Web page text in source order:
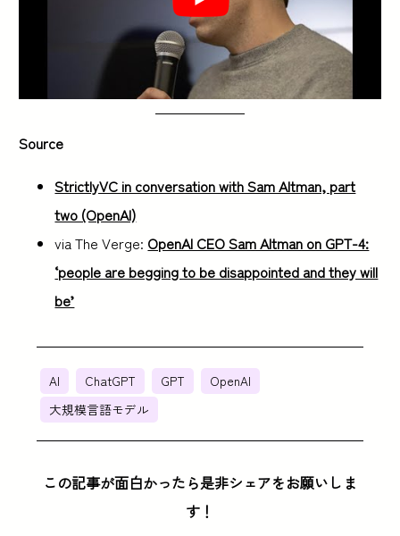
Source
StrictlyVC in conversation with Sam Altman, part
two (OpenAI)
via The Verge: OpenAI CEO Sam Altman on GPT-4:
‘people are begging to be disappointed and they will
be’
AI ChatGPT GPT
OpenAI
大規模言語モデル
この記事が面白かったら是非シェアをお願いしま
す！